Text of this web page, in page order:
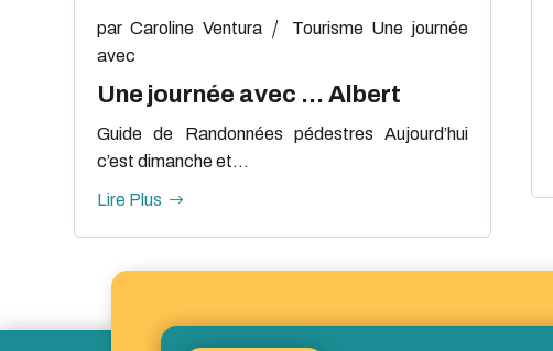
Une journée avec … Albert
parCaroline Ventura Tourisme Une journée
avec
Guide de Randonnées pédestres Aujourd’hui
c’est dimanche et...
Lire Plus